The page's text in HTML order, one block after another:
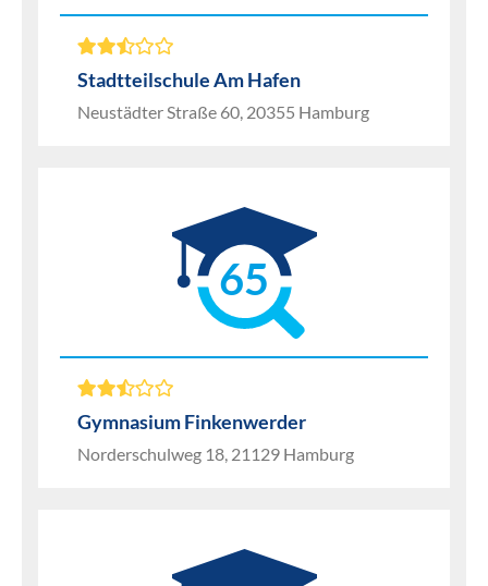
Stadtteilschule Am Hafen
Neustädter Straße 60, 20355 Hamburg
65
Gymnasium Finkenwerder
Norderschulweg 18, 21129 Hamburg